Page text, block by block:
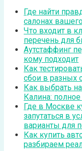
Где найти
салонах
Что входит в
перечень для
Аутстаффинг
кому подходит
Как
сбои в разных
Как выбрать
Калина:
Где в Москве
запутаться в
варианты для
Как купить
разбираем